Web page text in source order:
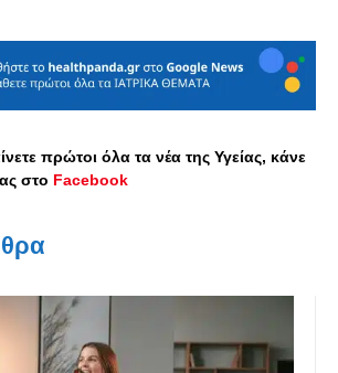
πρώτοι όλα τα νέα της Υγείας, κάνε
στο Facebook